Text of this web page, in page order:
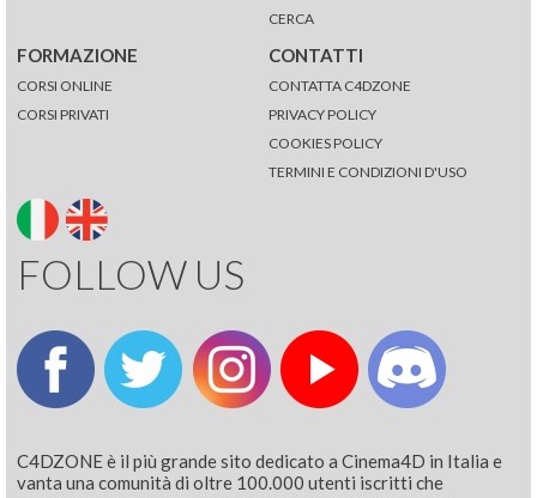
CERCA
FORMAZIONE
CORSI ONLINE
CORSI PRIVATI
CONTATTI
CONTATTA C4DZONE
PRIVACY POLICY
COOKIES POLICY
TERMINI E CONDIZIONI D'USO
FOLLOW US
C4DZONE è il più grande sito dedicato a Cinema4D in Italia e
vanta una comunità di oltre 100.000 utenti iscritti che